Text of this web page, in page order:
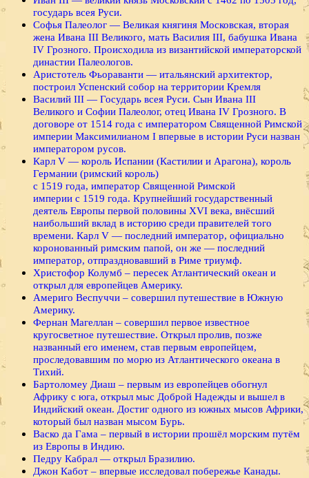
государь всея Руси.
Софья Палеолог — Великая княгиня Московская, вторая
жена Ивана III Великого, мать Василия III, бабушка Ивана
IV Грозного. Происходила из византийской императорской
династии Палеологов.
Аристотель Фьораванти — итальянский архитектор,
построил Успенский собор на территории Кремля
Василий III — Государь всея Руси. Сын Ивана III
Великого и Софии Палеолог, отец Ивана IV Грозного. В
договоре от 1514 года с императором Священной Римской
империи Максимилианом I впервые в истории Руси назван
императором русов.
Карл V — король Испании (Кастилии и Арагона), король
Германии (римский король)
с 1519 года, император Священной Римской
империи с 1519 года. Крупнейший государственный
деятель Европы первой половины XVI века, внёсший
наибольший вклад в историю среди правителей того
времени. Карл V — последний император, официально
коронованный римским папой, он же — последний
император, отпраздновавший в Риме триумф.
Христофор Колумб – пересек Атлантический океан и
открыл для европейцев Америку.
Америго Веспуччи – совершил путешествие в Южную
Америку.
Фернан Магеллан – совершил первое известное
кругосветное путешествие. Открыл пролив, позже
названный его именем, став первым европейцем,
проследовавшим по морю из Атлантического океана в
Тихий.
Бартоломеу Диаш – первым из европейцев обогнул
Африку с юга, открыл мыс Доброй Надежды и вышел в
Индийский океан. Достиг одного из южных мысов Африки,
который был назван мысом Бурь.
Васко да Гама – первый в истории прошёл морским путём
из Европы в Индию.
Педру Кабрал — открыл Бразилию.
Джон Кабот – впервые исследовал побережье Канады.